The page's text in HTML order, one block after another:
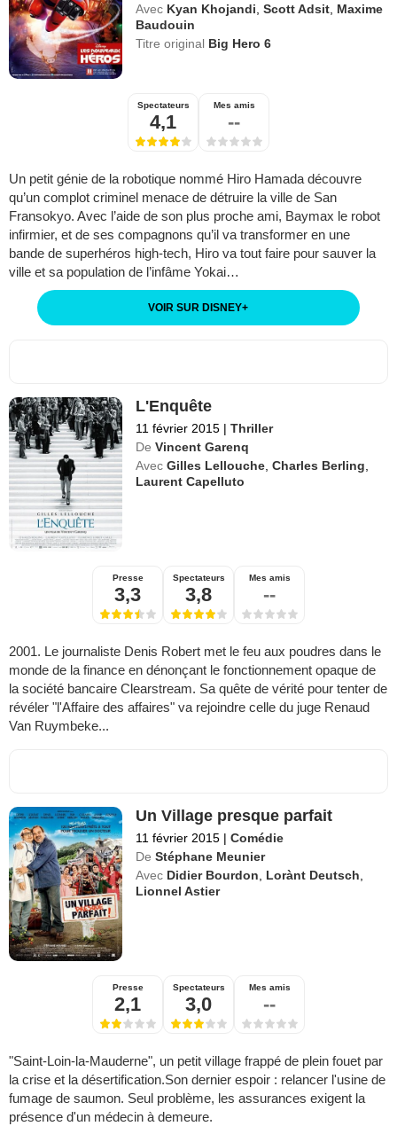
Avec Kyan Khojandi ,Scott Adsit Maxime
Baudouin
Titre original Big Hero 6
Spectateurs
4,1
Mes amis
--
Un petit génie de la robotique nommé Hiro Hamada découvre
qu’un complot criminel menace de détruire la ville de San
Fransokyo. Avec l’aide de son plus proche ami, Baymax le robot
infirmier, et de ses compagnons qu’il va transformer en une
bande de superhéros high-tech, Hiro va tout faire pour sauver la
ville et sa population de l’infâme Yokai…
VOIR SUR DISNEY+
L'Enquête
11 février 2015 | Thriller
De Vincent Garenq
Avec Gilles Lellouche ,Charles Berling
Laurent Capelluto
Presse
3,3
Spectateurs
3,8
Mes amis
--
2001. Le journaliste Denis Robert met le feu aux poudres dans le
monde de la finance en dénonçant le fonctionnement opaque de
la société bancaire Clearstream. Sa quête de vérité pour tenter de
révéler "l'Affaire des affaires" va rejoindre celle du juge Renaud
Van Ruymbeke...
Un Village presque parfait
11 février 2015 | Comédie
De Stéphane Meunier
Avec Didier Bourdon Lorànt Deutsch
Lionnel Astier
Presse
2,1
Spectateurs
3,0
Mes amis
--
"Saint-Loin-la-Mauderne", un petit village frappé de plein fouet par
la crise et la désertification.Son dernier espoir : relancer l'usine de
fumage de saumon. Seul problème, les assurances exigent la
présence d'un médecin à demeure.